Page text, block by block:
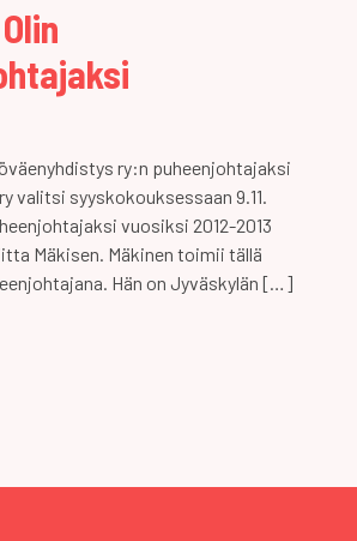
ry:n puheenjohtajaksi
valitsi syyskokouksessaan 9.11.
vuosiksi 2012-2013
Mäkisen. Mäkinen toimii tällä
Hän on Jyväskylän […]